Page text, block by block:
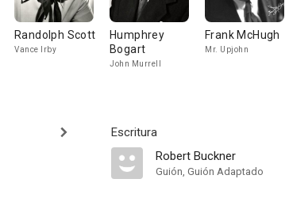
Randolph Scott
Vance Irby
Humphrey
Bogart
John Murrell
Frank McHugh
Mr. Upjohn
Escritura
Robert Buckner
Guión, Guión Adaptado